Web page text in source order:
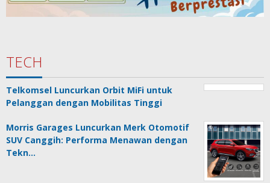
TECH
Telkomsel Luncurkan Orbit MiFi untuk
Pelanggan dengan Mobilitas Tinggi
Morris Garages Luncurkan Merk Otomotif
SUV Canggih: Performa Menawan dengan
Tekn…